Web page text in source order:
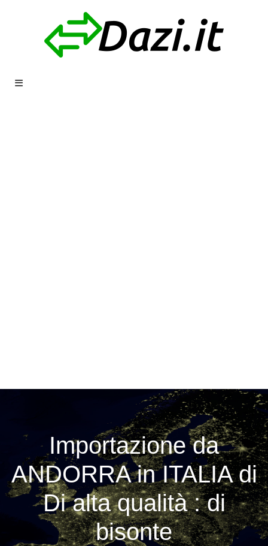
Importazione da
ANDORRA in ITALIA di
Di alta qualità : di
bisonte